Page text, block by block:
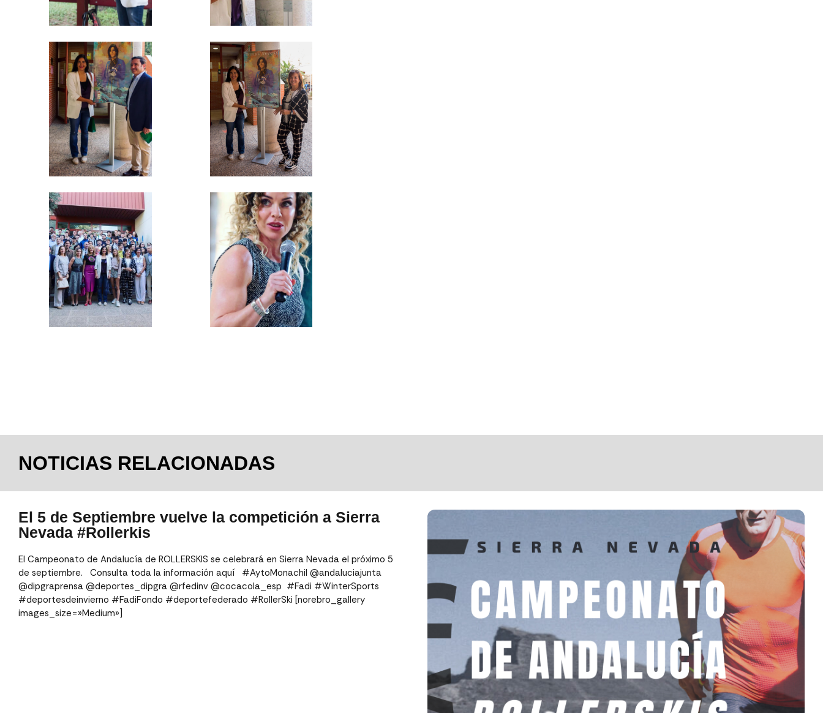
NOTICIAS RELACIONADAS
El 5 de Septiembre vuelve la competición a Sierra
Nevada #Rollerkis
El Campeonato de Andalucía de ROLLERSKIS se celebrará en Sierra Nevada el próximo 5
de septiembre. ⁣⁣ ⁣⁣ Consulta toda la información aquí ⁣ ⁣ #AytoMonachil @andaluciajunta ⁣
@dipgraprensa @deportes_dipgra @rfedinv @cocacola_esp ⁣⁣ #Fadi #WinterSports⁣⁣⁣⁣
#deportesdeinvierno #FadiFondo #deportefederado #RollerSki [norebro_gallery
images_size=»Medium»]